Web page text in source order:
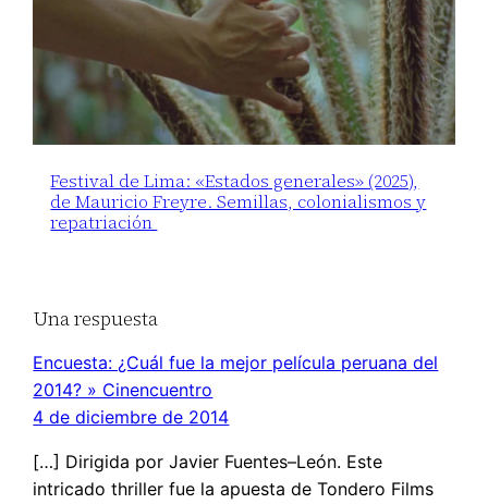
Festival de Lima: «Estados generales» (2025),
de Mauricio Freyre. Semillas, colonialismos y
repatriación
Una respuesta
Encuesta: ¿Cuál fue la mejor película peruana del
2014? » Cinencuentro
4 de diciembre de 2014
[…] Dirigida por Javier Fuentes–León. Este
intricado thriller fue la apuesta de Tondero Films